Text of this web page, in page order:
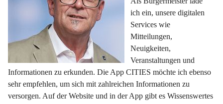
ich ein, unsere digitalen
Services wie
Mitteilungen,
Neuigkeiten,
Veranstaltungen und
Informationen zu erkunden. Die App CITIES möchte ich ebenso
sehr empfehlen, um sich mit zahlreichen Informationen zu
versorgen. Auf der Website und in der App gibt es Wissenswertes